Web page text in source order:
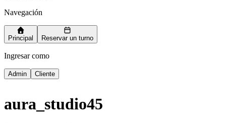
Navegación
Principal Reservar un turno
Ingresar como
Admin Cliente
aura_studio45